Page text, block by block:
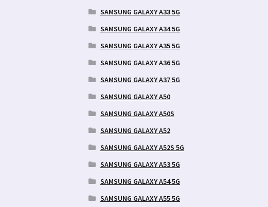
SAMSUNG GALAXY A33 5G
SAMSUNG GALAXY A34 5G
SAMSUNG GALAXY A35 5G
SAMSUNG GALAXY A36 5G
SAMSUNG GALAXY A37 5G
SAMSUNG GALAXY A50
SAMSUNG GALAXY A50S
SAMSUNG GALAXY A52
SAMSUNG GALAXY A52S 5G
SAMSUNG GALAXY A53 5G
SAMSUNG GALAXY A54 5G
SAMSUNG GALAXY A55 5G